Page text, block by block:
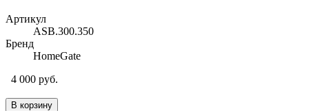
Артикул
ASB.300.350
Бренд
HomeGate
4 000 руб.
В корзину